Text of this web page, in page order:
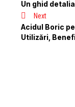
Un ghid
Next
Acidul Boric
Utilizări,